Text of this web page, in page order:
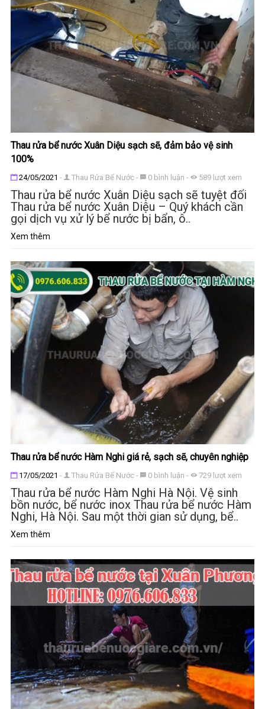
Thau rửa bể nước Xuân Diệu sạch sẽ, đảm bảo vệ sinh
100%
Đăng ngày
24/05/2021 - Thau Rửa Bể Nước - 0 bình luận - 589 lượt xem
Thau rửa bể nước Xuân Diệu sạch sẽ tuyệt đối
Thau rửa bể nước Xuân Diệu – Quý khách cần
gọi dịch vụ xử lý bể nước bị bẩn, ô..
Xem thêm
Thau rửa bể nước Hàm Nghi giá rẻ, sạch sẽ, chuyên nghiệp
Đăng ngày
17/05/2021 - Thau Rửa Bể Nước - 0 bình luận - 729 lượt xem
Thau rửa bể nước Hàm Nghi Hà Nội. Vệ sinh
bồn nước, bể nước inox Thau rửa bể nước Hàm
Nghi, Hà Nội. Sau một thời gian sử dụng, bể..
Xem thêm